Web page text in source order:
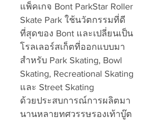
แพ็คเกจ Bont ParkStar Roller
Skate Park ใช้นวัตกรรมที่ดี
ที่สุดของ Bont และเปลี่ยนเป็น
โรลเลอร์สเก็ตที่ออกแบบมา
สำหรับ Park Skating, Bowl
Skating, Recreational Skating
และ Street Skating
ด้วยประสบการณ์การผลิตมา
นานหลายทศวรรษรองเท้าบู๊ต